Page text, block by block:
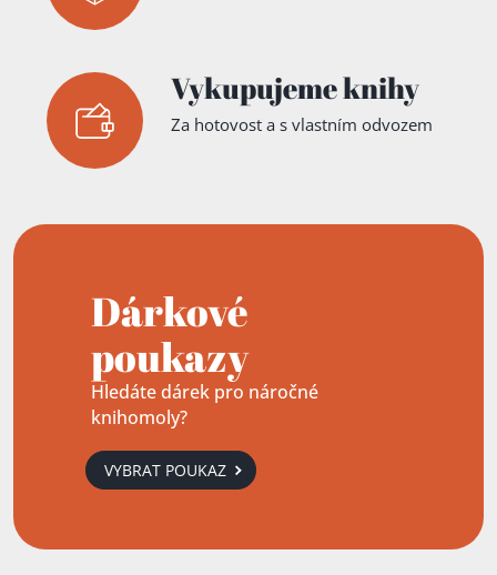
Vykupujeme knihy
Za hotovost a s vlastním odvozem
Dárkové
poukazy
Hledáte dárek pro náročné
knihomoly?
VYBRAT POUKAZ